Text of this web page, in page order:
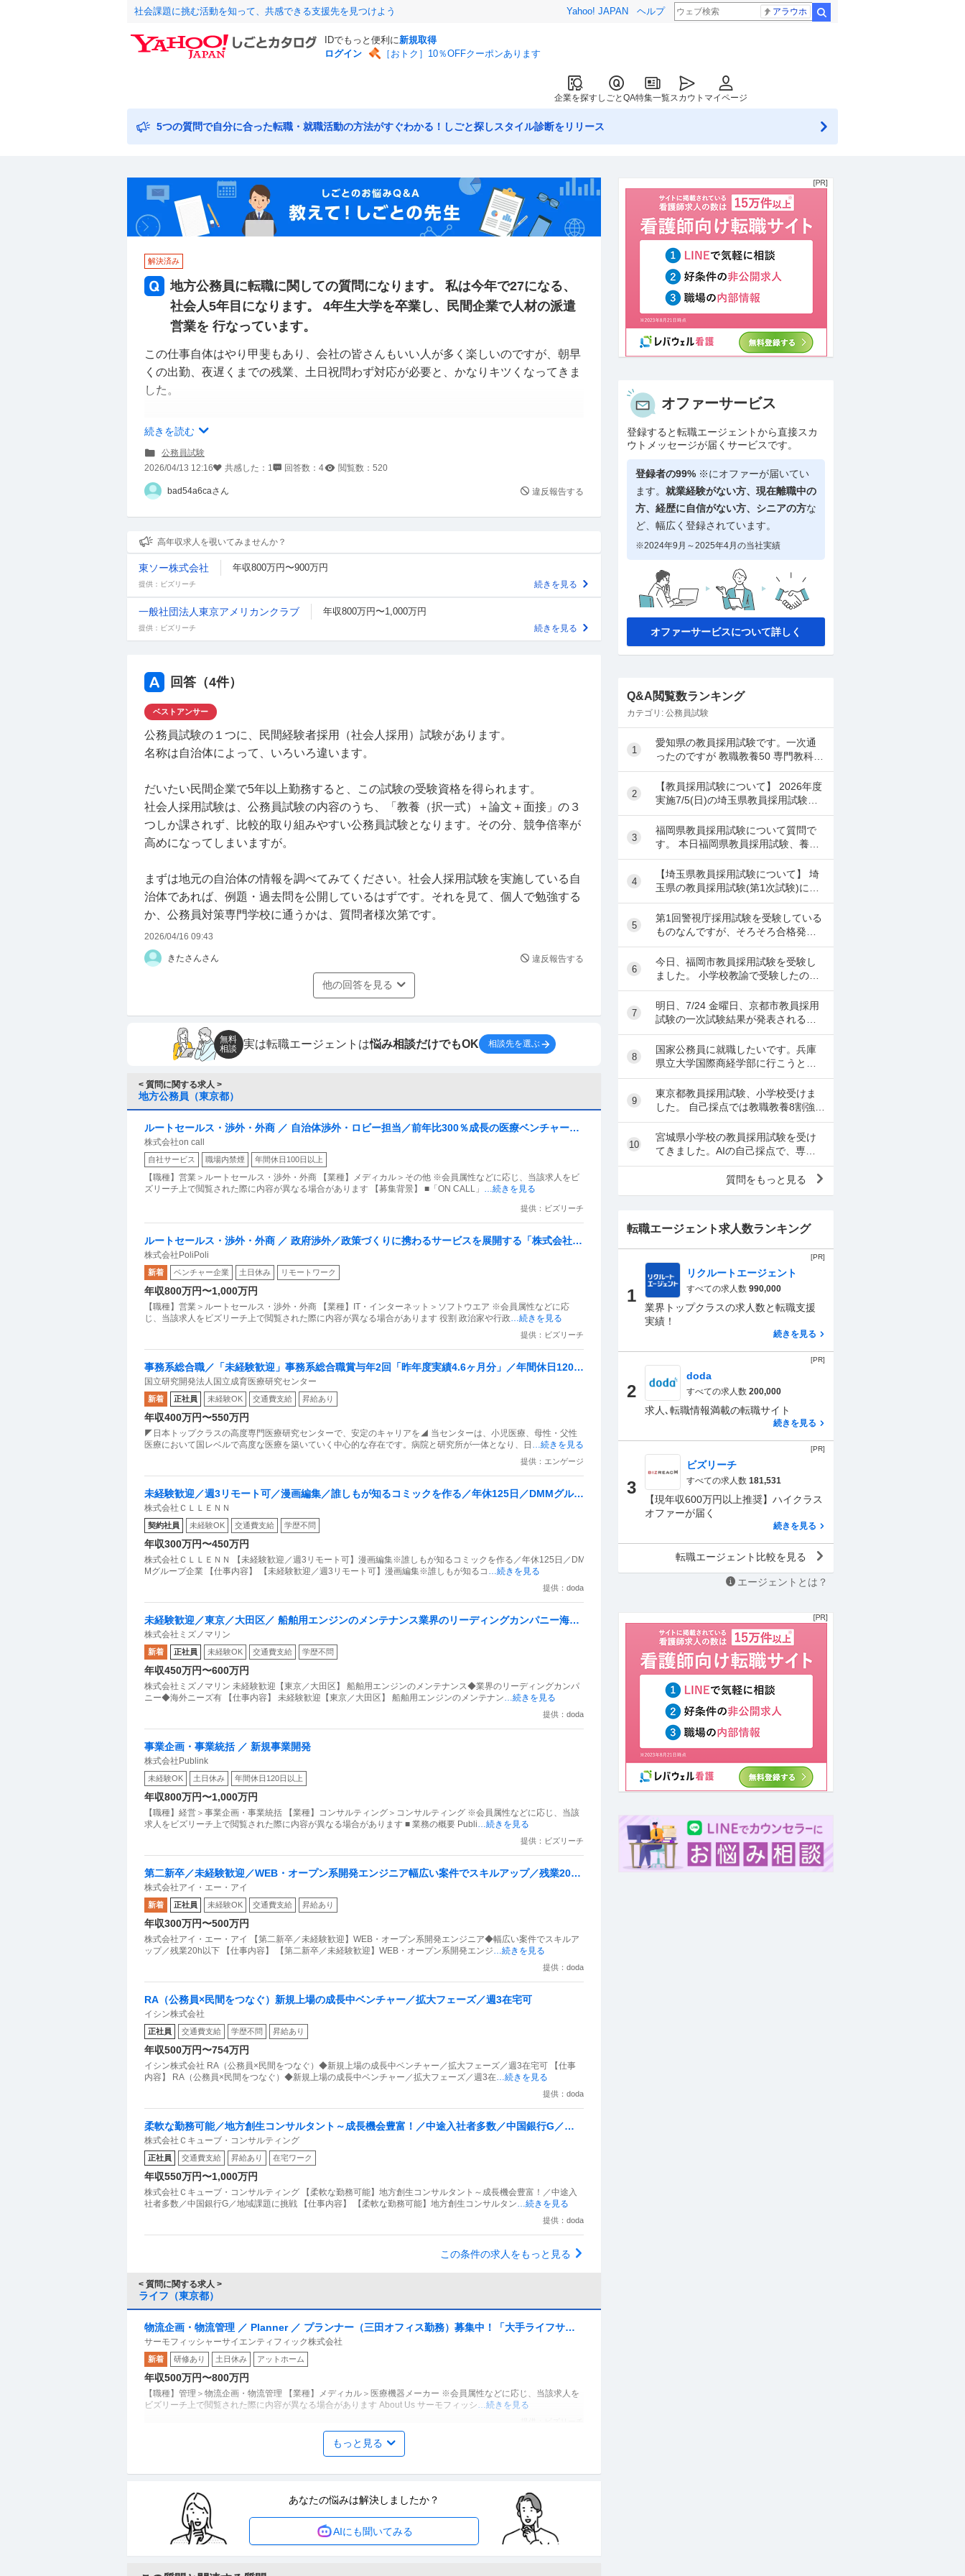
社会課題に挑む活動を知って、共感できる支援先を見つけよう Yahoo! JAPAN ヘルプ アラウホ
IDでもっと便利に新規取得
ログイン
［おトク］10％OFFクーポンあります
企業を探すしごとQA特集一覧スカウト マイページ
5つの質問で自分に合った転職・就職活動の方法がすぐわかる！しごと探しスタイル診断をリリース
解決済み
地方公務員に転職に関しての質問になります。 私は今年で27になる、
社会人5年目になります。 4年生大学を卒業し、民間企業で人材の派遣
営業を 行なっています。
この仕事自体はやり甲斐もあり、会社の皆さんもいい人が多く楽しいのですが、朝早
くの出勤、夜遅くまでの残業、土日祝問わず対応が必要と、かなりキツくなってきま
した。
そんな中、今年の人事異動で地元の県内に異動した事がきっかけで引越し、また彼女
ランスが取りにくい今の仕事ではなく、地元で働くことを検討するようになりまし
た。
そこで地元で地方公務員に転職することを検討しています。
ただ勉強なども働き始めてからはほとんどしておらず、正直何から始めたらいいか右
も左もわからない状況です。
自治体によって対策などは異なると思いますが、どのような手順で進めればいいの
か、何を勉強したらいいのか等をご教示いただけませんでしょうか。
恐れ入りますが、何卒よろしくお願いいたします。
続きを読む
公務員試験
2026/04/13 12:16
共感した： 1 回答数： 4 閲覧数： 520
bad54a6caさん 違反報告する
高年収求人を覗いてみませんか？
東ソー株式会社 年収800万円〜900万円
提供：ビズリーチ 続きを見る
一般社団法人東京アメリカンクラブ 年収800万円〜1,000万円
提供：ビズリーチ 続きを見る
回答（4件）
ベストアンサー
公務員試験の１つに、民間経験者採用（社会人採用）試験があります。
名称は自治体によって、いろいろ違います。
だいたい民間企業で5年以上勤務すると、この試験の受験資格を得られます。
社会人採用試験は、公務員試験の内容のうち、「教養（択一式）＋論文＋面接」の３
つしか課されず、比較的取り組みやすい公務員試験となります。その分、競争倍率が
高めになってしまいますが。
まずは地元の自治体の情報を調べてみてください。社会人採用試験を実施している自
治体であれば、例題・過去問を公開しているはずです。それを見て、個人で勉強する
か、公務員対策専門学校に通うかは、質問者様次第です。
2026/04/16 09:43
きたさんさん 違反報告する
他の回答を見る
無料
相談
実は転職エージェントは悩み相談だけでもOK 相談先を選ぶ
< 質問に関する求人 >
地方公務員（東京都）
ルートセールス・渉外・外商 ／ 自治体渉外・ロビー担当／前年比300％成長の医療ベンチャーで
社会インフラを創る
株式会社on call
自社サービス 職場内禁煙 年間休日100日以上
【職種】営業＞ルートセールス・渉外・外商 【業種】メディカル＞その他 ※会員属性などに応じ、当該求人をビ
ズリーチ上で閲覧された際に内容が異なる場合があります 【募集背景】 ■「ON CALL」 …続きを見る
提供：ビズリーチ
ルートセールス・渉外・外商 ／ 政府渉外／政策づくりに携わるサービスを展開する「株式会社P
oliPoli」
株式会社PoliPoli
新着 ベンチャー企業 土日休み リモートワーク
年収800万円〜1,000万円
【職種】営業＞ルートセールス・渉外・外商 【業種】IT・インターネット＞ソフトウエア ※会員属性などに応
じ、当該求人をビズリーチ上で閲覧された際に内容が異なる場合があります 役割 政治家や行政…続きを見る
提供：ビズリーチ
事務系総合職／「未経験歓迎」事務系総合職賞与年2回「昨年度実績4.6ヶ月分」／年間休日120日
／住宅手当あり
国立研究開発法人国立成育医療研究センター
新着 正社員 未経験OK 交通費支給 昇給あり
年収400万円〜550万円
◤日本トップクラスの高度専門医療研究センターで、安定のキャリアを◢ 当センターは、小児医療、母性・父性
医療において国レベルで高度な医療を築いていく中心的な存在です。病院と研究所が一体となり、日 …続きを見る
提供：エンゲージ
未経験歓迎／週3リモート可／漫画編集／誰しもが知るコミックを作る／年休125日／DMMグルー
プ企業
株式会社ＣＬＬＥＮＮ
契約社員 未経験OK 交通費支給 学歴不問
年収300万円〜450万円
株式会社ＣＬＬＥＮＮ 【未経験歓迎／週3リモート可】漫画編集※誰しもが知るコミックを作る／年休125日／DM
Mグループ企業 【仕事内容】 【未経験歓迎／週3リモート可】漫画編集※誰しもが知るコ …続きを見る
提供：doda
未経験歓迎／東京／大田区／ 船舶用エンジンのメンテナンス業界のリーディングカンパニー海外
ニーズ有
株式会社ミズノマリン
新着 正社員 未経験OK 交通費支給 学歴不問
年収450万円〜600万円
株式会社ミズノマリン 未経験歓迎【東京／大田区】 船舶用エンジンのメンテナンス◆業界のリーディングカンパ
ニー◆海外ニーズ有 【仕事内容】 未経験歓迎【東京／大田区】 船舶用エンジンのメンテナン…続きを見る
提供：doda
事業企画・事業統括 ／ 新規事業開発
株式会社Publink
未経験OK 土日休み 年間休日120日以上
年収800万円〜1,000万円
【職種】経営＞事業企画・事業統括 【業種】コンサルティング＞コンサルティング ※会員属性などに応じ、当該
求人をビズリーチ上で閲覧された際に内容が異なる場合があります ■ 業務の概要 Publi…続きを見る
提供：ビズリーチ
第二新卒／未経験歓迎／WEB・オープン系開発エンジニア幅広い案件でスキルアップ／残業20h
以下
株式会社アイ・エー・アイ
新着 正社員 未経験OK 交通費支給 昇給あり
年収300万円〜500万円
株式会社アイ・エー・アイ 【第二新卒／未経験歓迎】WEB・オープン系開発エンジニア◆幅広い案件でスキルア
ップ／残業20h以下 【仕事内容】 【第二新卒／未経験歓迎】WEB・オープン系開発エンジ…続きを見る
提供：doda
RA（公務員×民間をつなぐ）新規上場の成長中ベンチャー／拡大フェーズ／週3在宅可
イシン株式会社
正社員 交通費支給 学歴不問 昇給あり
年収500万円〜754万円
イシン株式会社 RA（公務員×民間をつなぐ）◆新規上場の成長中ベンチャー／拡大フェーズ／週3在宅可 【仕事
内容】 RA（公務員×民間をつなぐ）◆新規上場の成長中ベンチャー／拡大フェーズ／週3在…続きを見る
提供：doda
柔軟な勤務可能／地方創生コンサルタント～成長機会豊富！／中途入社者多数／中国銀行G／地
域課題に挑戦
株式会社Ｃキューブ・コンサルティング
正社員 交通費支給 昇給あり 在宅ワーク
年収550万円〜1,000万円
株式会社Ｃキューブ・コンサルティング 【柔軟な勤務可能】地方創生コンサルタント～成長機会豊富！／中途入
社者多数／中国銀行G／地域課題に挑戦 【仕事内容】 【柔軟な勤務可能】地方創生コンサルタン…続きを見る
提供：doda
この条件の求人をもっと見る
< 質問に関する求人 >
ライフ（東京都）
物流企画・物流管理 ／ Planner ／ プランナー（三田オフィス勤務）募集中！「大手ライフサイ
エンス業界／総売上高400億ドル超」
サーモフィッシャーサイエンティフィック株式会社
新着 研修あり 土日休み アットホーム
年収500万円〜800万円
【職種】管理＞物流企画・物流管理 【業種】メディカル＞医療機器メーカー ※会員属性などに応じ、当該求人を
ビズリーチ上で閲覧された際に内容が異なる場合があります About Us サーモフィッシ…続きを見る
キャリアコンサルタント・キャリアカウンセラー ／ コンシェルジュ（ライフデザインパートナ
年収400万円〜800万円
【職種】営業＞キャリアコンサルタント・キャリアカウンセラー 【業種】サービス＞その他 ※会員属性などに応
じ、当該求人をビズリーチ上で閲覧された際に内容が異なる場合があります ≪募集の背景≫ 私…続きを見る
もっと見る
あなたの悩みは解決しましたか？
AIにも聞いてみる
オファーサービス
登録すると転職エージェントから直接スカ
ウトメッセージが届くサービスです。
登録者の99% ※にオファーが届いてい
ます。 就業経験がない方、現在離職中の
方、 経歴に自信がない方、シニアの方な
ど、幅広く登録されています。
※2024年9月～2025年4月の当社実績
オファーサービスについて詳しく
Q&A閲覧数ランキング
カテゴリ: 公務員試験
1
愛知県の教員採用試験です。一次通
ったのですが 教職教養50 専門教科50
小論文D でした。小学校です。 さす
がに２次試験で面接頑張っても受か
んないで...
2
【教員採用試験について】 2026年度
実施7/5(日)の埼玉県教員採用試験を
受けました。 一般・教職教養の自己
採点は調べながら行ったのですが、
専門教養(国...
3
福岡県教員採用試験について質問で
す。 本日福岡県教員採用試験、養護
教諭を受験しました。 合格最低点が
公表されていないのですが、だいた
い何割とれば一次試験は...
4
【埼玉県教員採用試験について】 埼
玉県の教員採用試験(第1次試験)に合
格しました。勉強期間が短く、自己
採点も高くはなかったため、合格す
るとは思っていません...
5
第1回警視庁採用試験を受験している
ものなんですが、そろそろ合格発表
なのでしょうか。 また、何時頃に発
表されるものなのでしょうか。
6
今日、福岡市教員採用試験を受験し
ました。 小学校教諭で受験したので
すが、 自己採点してみて、あくまで
正答率ですが、 小学校全科 78% 教職
教養 62....
7
明日、7/24 金曜日、京都市教員採用
試験の一次試験結果が発表されるの
ですが、何時から発表か掲載されて
なくて、どなたかわかる方教えてく
ださい。
8
国家公務員に就職したいです。兵庫
県立大学国際商経学部に行こうとし
ましたが、中京大学が強いと知りま
した。中京大学に行くべきだと思い
ますか？あとバカにされるか...
9
東京都教員採用試験、小学校受けま
した。 自己採点では教職教養8割強、
専門教養70点でした。 専門教養で英
語が2問出題されたのですが、2問と
も落としてしまい...
10
宮城県小学校の教員採用試験を受け
てきました。AIの自己採点で、専門4
0点・教養76点・（加点5点）でし
た。一次試験を通過できるか不安で
質問をもっと見る
転職エージェント求人数ランキング
[PR]
1
リクルートエージェント
すべての求人数 990,000
業界トップクラスの求人数と転職支援
実績！
続きを見る
[PR]
2
doda
すべての求人数 200,000
求人､転職情報満載の転職サイト
続きを見る
[PR]
3
ビズリーチ
すべての求人数 181,531
【現年収600万円以上推奨】ハイクラス
オファーが届く
続きを見る
転職エージェント比較を見る
エージェントとは？